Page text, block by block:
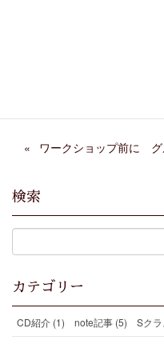
ワークショップ前に グ
検索
カテゴリー
CD紹介 (1) note記事 (5) Sク